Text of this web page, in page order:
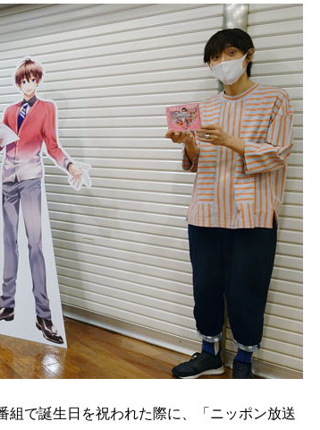
組で誕生日を祝われた際に、「ニッポン放送